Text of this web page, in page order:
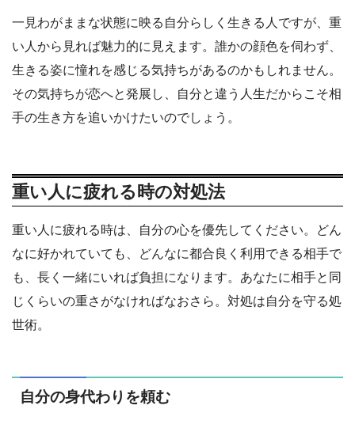
一見わがままな状態に映る自分らしく生きる人ですが、重
い人から見れば魅力的に見えます。誰かの顔色を伺わず、
生きる姿に憧れを感じる気持ちがあるのかもしれません。
その気持ちが恋へと発展し、自分と違う人生だからこそ相
手の生き方を追いかけたいのでしょう。
重い人に疲れる時の対処法
重い人に疲れる時は、自分の心を優先してください。どん
なに好かれていても、どんなに都合良く利用できる相手で
も、長く一緒にいれば負担になります。あなたに相手と同
じくらいの重さがなければなおさら。対処は自分を守る処
世術。
自分の身代わりを頼む